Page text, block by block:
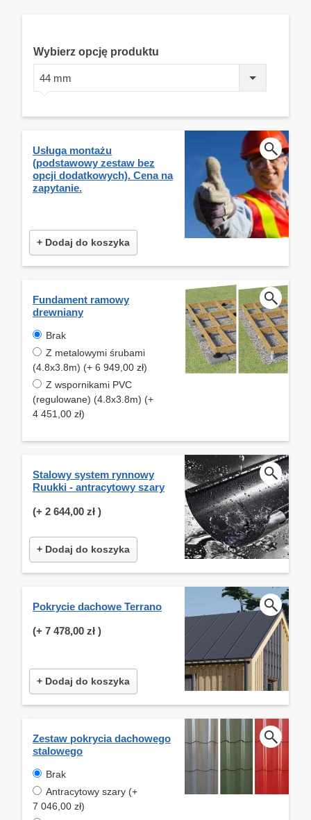
Wybierz opcję produktu
44 mm
Usługa montażu
(podstawowy zestaw bez
opcji dodatkowych). Cena na
zapytanie.
+ Dodaj do koszyka
Fundament ramowy
drewniany
Brak
Z metalowymi śrubami
(4.8x3.8m) (+ 6 949,00 zł)
Z wspornikami PVC
(regulowane) (4.8x3.8m) (+
4 451,00 zł)
Stalowy system rynnowy
Ruukki - antracytowy szary
(+ 2 644,00 zł )
+ Dodaj do koszyka
Pokrycie dachowe Terrano
(+ 7 478,00 zł )
+ Dodaj do koszyka
Zestaw pokrycia dachowego
stalowego
Brak
Antracytowy szary (+
7 046,00 zł)